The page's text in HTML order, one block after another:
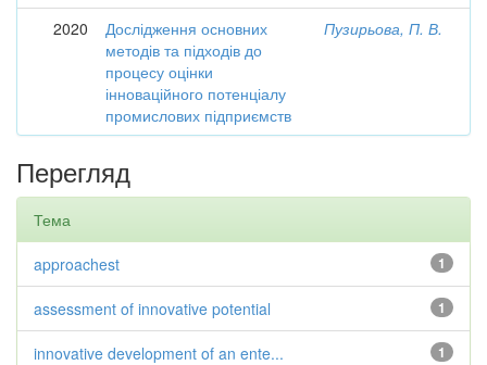
2020
Дослідження основних
методів та підходів до
процесу оцінки
інноваційного потенціалу
промислових підприємств
Пузирьова, П. В.
Перегляд
Тема
1
approachest
1
assessment of innovative potential
1
innovative development of an ente...